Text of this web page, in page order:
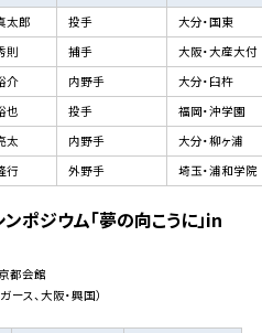
郎 投手
大分・国東
則
捕手
大阪・大産大付
介
内野手 大分・臼杵
也 投手
福岡・沖学園
太
内野手
大分・柳ヶ浦
行
外野手 埼玉・浦和学院
ポジウム「夢の向こうに」in
都会館
ス、大阪・興国）